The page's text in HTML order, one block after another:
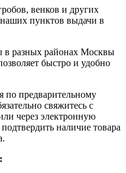
венков и других
пунктов выдачи в
в разных районах Москвы
быстро и удобно
по предварительному
свяжитесь с
через электронную
наличие товара